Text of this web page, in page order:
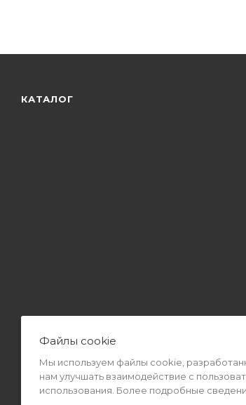
КАТАЛОГ
2026 © Интернет-магазин MiMall® • Не
Файлы cookie
Мы используем файлы cookie,
нам улучшать взаимодействие с
использования. Более подробные